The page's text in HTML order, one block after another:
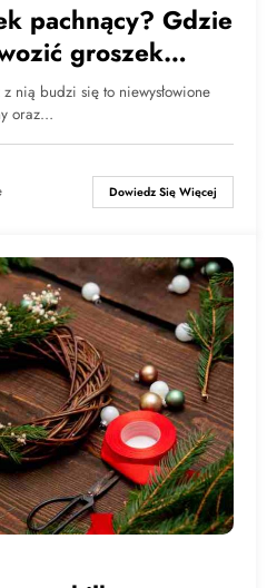
pachnący? Gdzie
groszek
nią budzi się to niewysłowione
oraz…
Dowiedz Się Więcej